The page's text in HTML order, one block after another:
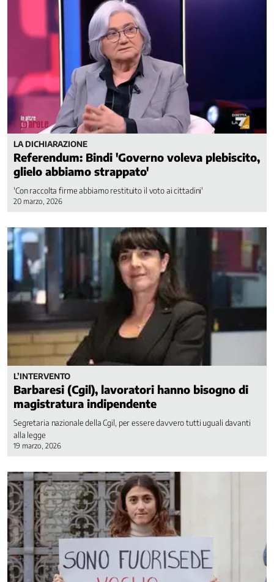
LA DICHIARAZIONE
Referendum: Bindi 'Governo voleva plebiscito,
glielo abbiamo strappato'
'Con raccolta firme abbiamo restituito il voto ai cittadini'
20 marzo, 2026
L’INTERVENTO
Barbaresi (Cgil), lavoratori hanno bisogno di
magistratura indipendente
Segretaria nazionale della Cgil, per essere davvero tutti uguali davanti
alla legge
19 marzo, 2026